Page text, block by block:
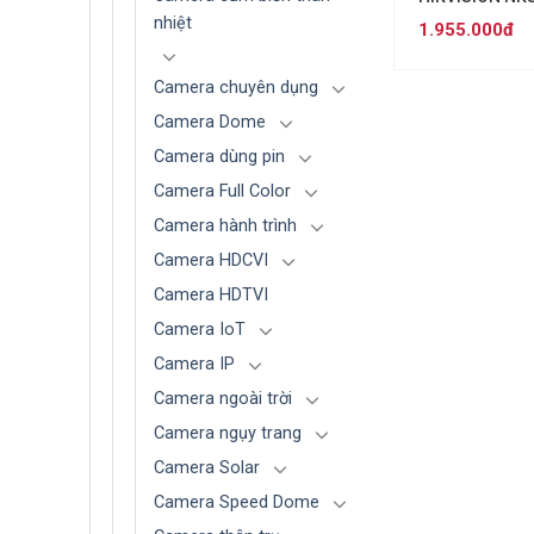
nhiệt
Camera chuyên dụng
Camera Dome
Camera dùng pin
Camera Full Color
Camera hành trình
Camera HDCVI
Camera HDTVI
Camera IoT
Camera IP
Camera ngoài trời
Camera ngụy trang
Camera Solar
Camera Speed Dome
(4MP)
1.955.000đ